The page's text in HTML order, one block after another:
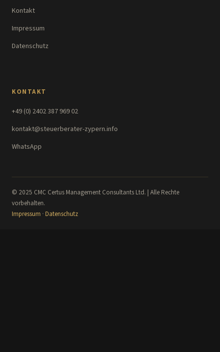
Kontakt
Impressum
Datenschutz
KONTAKT
+49 (0) 2402 387 969 02
kontakt@steuerberater-zypern.info
WhatsApp
© 2025 CMC Certus Management Consultants Ltd. | Alle Rechte
vorbehalten.
Impressum · Datenschutz